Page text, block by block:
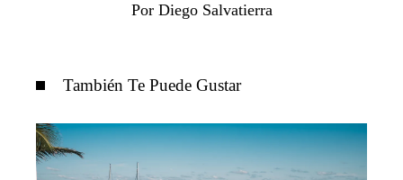
Por Diego Salvatierra
También Te Puede Gustar